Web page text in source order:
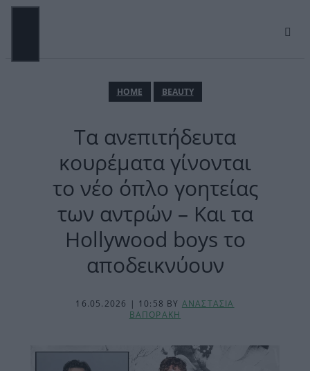
Μετάβαση
ΗΟΜΕ BEAUTY
Tα ανεπιτήδευτα
κουρέματα γίνονται
το νέο όπλο γοητείας
των αντρών – Και τα
Hollywood boys το
αποδεικνύουν
16.05.2026 | 10:58 BY ΑΝΑΣΤΑΣΙΑ
ΒΑΠΟΡΑΚΗ